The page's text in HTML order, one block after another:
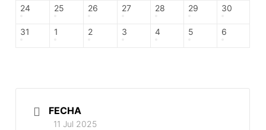
24 25 26 27 28 29 30
31 1 2 3 4 5 6
FECHA
11 Jul 2025